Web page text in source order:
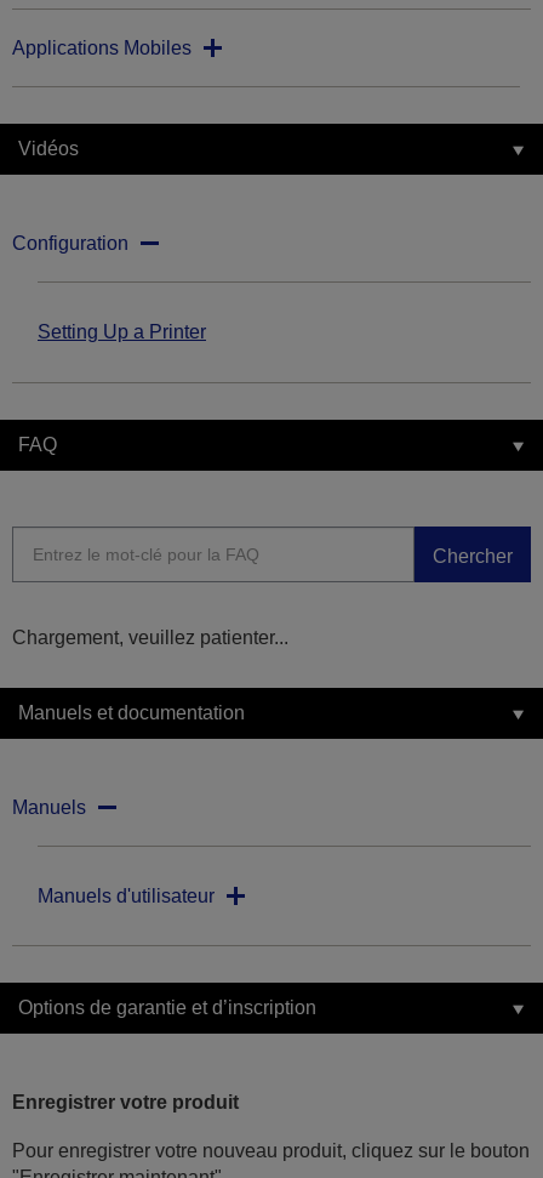
Applications Mobiles
Vidéos
Configuration
Setting Up a Printer
FAQ
Chercher
Chargement, veuillez patienter...
Manuels et documentation
Manuels
Manuels d'utilisateur
Options de garantie et d’inscription
Enregistrer votre produit
Pour enregistrer votre nouveau produit, cliquez sur le bouton